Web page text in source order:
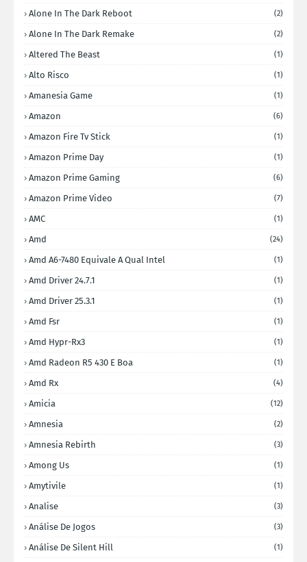
Alone In The Dark Reboot (2)
Alone In The Dark Remake (2)
Altered The Beast (1)
Alto Risco (1)
Amanesia Game (1)
Amazon (6)
Amazon Fire Tv Stick (1)
Amazon Prime Day (1)
Amazon Prime Gaming (6)
Amazon Prime Video (7)
AMC (1)
Amd (24)
Amd A6-7480 Equivale A Qual Intel (1)
Amd Driver 24.7.1 (1)
Amd Driver 25.3.1 (1)
Amd Fsr (1)
Amd Hypr-Rx3 (1)
Amd Radeon R5 430 E Boa (1)
Amd Rx (4)
Amicia (12)
Amnesia (2)
Amnesia Rebirth (3)
Among Us (1)
Amytivile (1)
Analise (3)
Análise De Jogos (3)
Análise De Silent Hill (1)